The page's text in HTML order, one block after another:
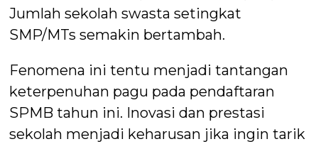
Jumlah sekolah swasta setingkat
SMP/MTs semakin bertambah.
Fenomena ini tentu menjadi tantangan
keterpenuhan pagu pada pendaftaran
SPMB tahun ini. Inovasi dan prestasi
sekolah menjadi keharusan jika ingin tarik